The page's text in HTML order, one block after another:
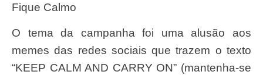
Fique Calmo
O tema da campanha foi uma alusão aos
memes das redes sociais que trazem o texto
“KEEP CALM AND CARRY ON” (mantenha-se